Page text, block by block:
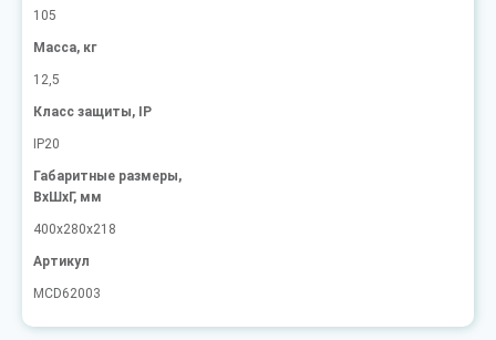
105
Масса, кг
12,5
Класс защиты, IP
IP20
Габаритные размеры,
ВxШxГ, мм
400x280x218
Артикул
MCD62003